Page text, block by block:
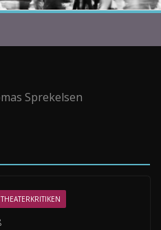
Sprekelsen
THEATERKRITIKEN